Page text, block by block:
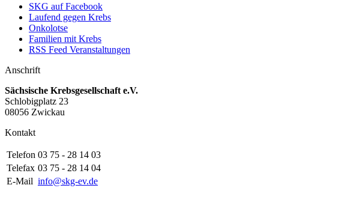
SKG auf Facebook
Laufend gegen Krebs
Onkolotse
Familien mit Krebs
RSS Feed Veranstaltungen
Anschrift
Sächsische Krebsgesellschaft e.V.
Schlobigplatz 23
08056 Zwickau
Kontakt
Telefon 03 75 - 28 14 03
Telefax 03 75 - 28 14 04
E-Mail info@skg-ev.de